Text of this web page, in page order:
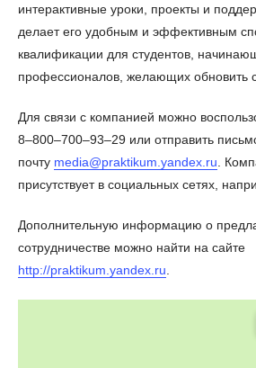
интерактивные уроки, проекты и
делает его удобным и эффективным
квалификации для студентов,
профессионалов, желающих обновить
Для связи с компанией можно
8‒800‒700‒93‒29 или отправить
почту media@praktikum.yandex.ru .
присутствует в социальных сетях,
Дополнительную информацию о
сотрудничестве можно найти на сайте
http://praktikum.yandex.ru